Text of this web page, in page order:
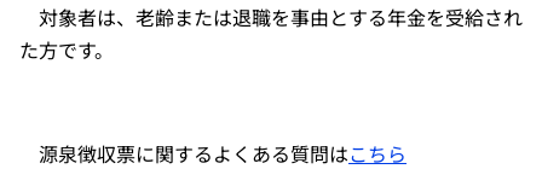
対象者は、老齢または退職を事由とする年金を受給され
た方です。
源泉徴収票に関するよくある質問はこちら